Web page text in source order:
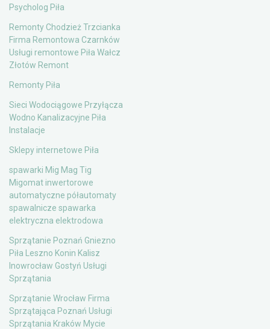
Psycholog Piła
Remonty Chodzież Trzcianka
Firma Remontowa Czarnków
Usługi remontowe Piła Wałcz
Złotów Remont
Remonty Piła
Sieci Wodociągowe Przyłącza
Wodno Kanalizacyjne Piła
Instalacje
Sklepy internetowe Piła
spawarki Mig Mag Tig
Migomat inwertorowe
automatyczne półautomaty
spawalnicze spawarka
elektryczna elektrodowa
Sprzątanie Poznań Gniezno
Piła Leszno Konin Kalisz
Inowrocław Gostyń Usługi
Sprzątania
Sprzątanie Wrocław Firma
Sprzątająca Poznań Usługi
Sprzątania Kraków Mycie